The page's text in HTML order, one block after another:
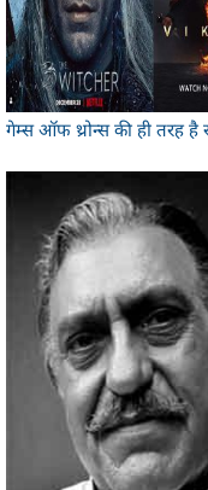
गेम्स ऑफ थ्रोन्स की ही तरह है